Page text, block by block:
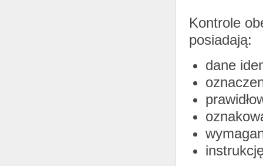
Kontrole
posiadają:
dane